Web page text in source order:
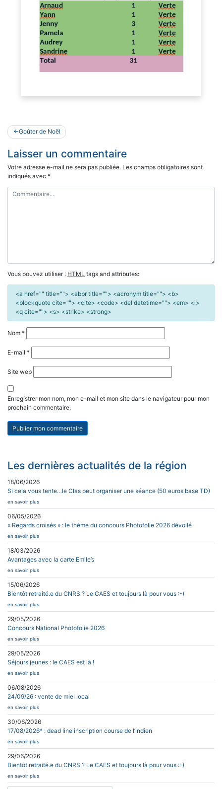
Navigation
de
l’article
Goûter de Noël
Laisser un commentaire
Votre adresse e-mail ne sera pas publiée. Les champs obligatoires sont
indiqués avec *
Vous pouvez utiliser : HTML tags and attributes:
<a href="" title=""> <abbr title=""> <acronym title=""> <b>
<blockquote cite=""> <cite> <code> <del datetime=""> <em> <i>
<q cite=""> <s> <strike> <strong>
Nom *
E-mail *
Site web
Enregistrer mon nom, mon e-mail et mon site dans le navigateur pour mon
prochain commentaire.
Les dernières actualités de la région
18/06/2026
Si cela vous tente…le Clas peut organiser une séance (50 euros base TD)
en savoir plus
06/05/2026
« Regards croisés » : le thème du concours Photofolie 2026 dévoilé
en savoir plus
18/03/2026
Avantages avec la carte Emile’s
en savoir plus
15/06/2026
Bientôt retraité.e du CNRS ? Le CAES et toujours là pour vous :-)
en savoir plus
29/05/2026
Concours National Photofolie 2026
en savoir plus
29/05/2026
Séjours jeunes : le CAES est là !
en savoir plus
06/08/2026
24/09/26 : vente de miel local
en savoir plus
30/06/2026
17/08/2026* : dead line inscription course de l’indien
en savoir plus
29/06/2026
Bientôt retraité.e du CNRS ? Le CAES et toujours là pour vous :-)
en savoir plus